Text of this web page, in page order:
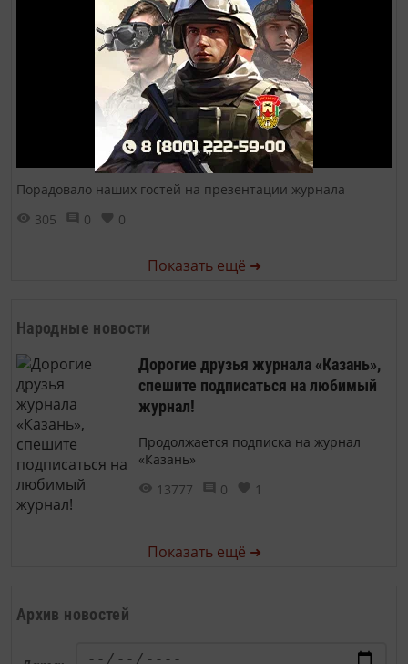
Порадовало наших гостей на презентации журнала
305
0 0
Показать ещё ➜
Народные новости
Дорогие друзья журнала «Казань»,
спешите подписаться на любимый
журнал!
Продолжается подписка на журнал
«Казань»
13777
0 1
Показать ещё ➜
Архив новостей